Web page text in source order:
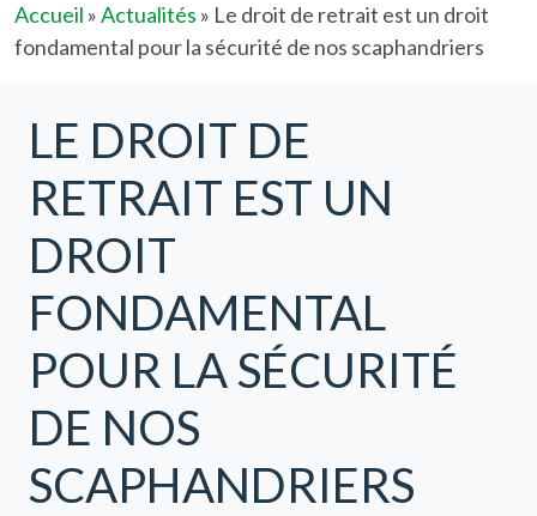
Accueil »Actualités » Le droit de retrait est un droit
fondamental pour la sécurité de nos scaphandriers
LE DROIT DE
RETRAIT EST UN
DROIT
FONDAMENTAL
POUR LA SÉCURITÉ
DE NOS
SCAPHANDRIERS